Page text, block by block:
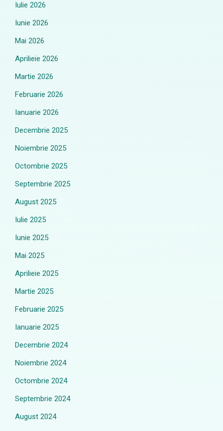
Iulie 2026
Iunie 2026
Mai 2026
Aprilieie 2026
Martie 2026
Februarie 2026
Ianuarie 2026
Decembrie 2025
Noiembrie 2025
Octombrie 2025
Septembrie 2025
August 2025
Iulie 2025
Iunie 2025
Mai 2025
Aprilieie 2025
Martie 2025
Februarie 2025
Ianuarie 2025
Decembrie 2024
Noiembrie 2024
Octombrie 2024
Septembrie 2024
August 2024